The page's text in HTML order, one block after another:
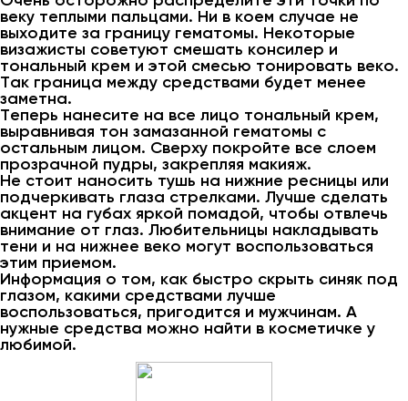
веку теплыми пальцами. Ни в коем случае не
выходите за границу гематомы. Некоторые
визажисты советуют смешать консилер и
тональный крем и этой смесью тонировать веко.
Так граница между средствами будет менее
заметна.
Теперь нанесите на все лицо тональный крем,
выравнивая тон замазанной гематомы с
остальным лицом. Сверху покройте все слоем
прозрачной пудры, закрепляя макияж.
Не стоит наносить тушь на нижние ресницы или
подчеркивать глаза стрелками. Лучше сделать
акцент на губах яркой помадой, чтобы отвлечь
внимание от глаз. Любительницы накладывать
тени и на нижнее веко могут воспользоваться
этим приемом.
Информация о том, как быстро скрыть синяк под
глазом, какими средствами лучше
воспользоваться, пригодится и мужчинам. А
нужные средства можно найти в косметичке у
любимой.